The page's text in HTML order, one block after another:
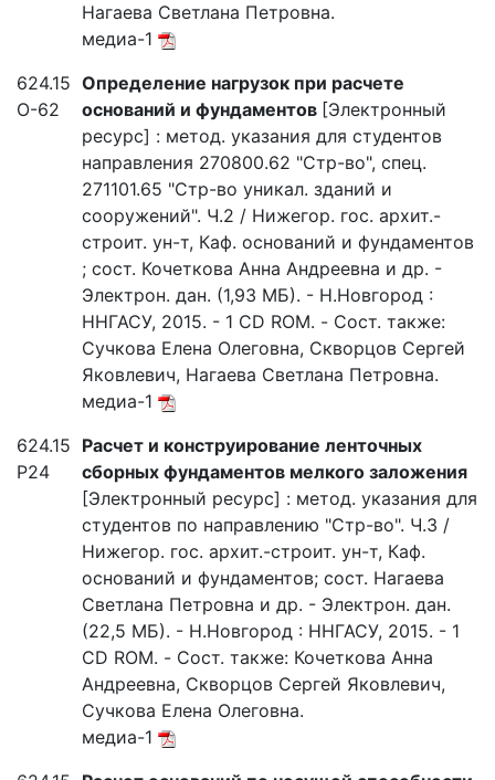
Нагаева Светлана Петровна.
медиа-1
624.15
О-62
Определение нагрузок при расчете
оснований и фундаментов [Электронный
ресурс] : метод. указания для студентов
направления 270800.62 "Стр-во", спец.
271101.65 "Стр-во уникал. зданий и
сооружений". Ч.2 / Нижегор. гос. архит.-
строит. ун-т, Каф. оснований и фундаментов
; сост. Кочеткова Анна Андреевна и др. -
Электрон. дан. (1,93 МБ). - Н.Новгород :
ННГАСУ, 2015. - 1 CD ROM. - Сост. также:
Сучкова Елена Олеговна, Скворцов Сергей
Яковлевич, Нагаева Светлана Петровна.
медиа-1
624.15
Р24
Расчет и конструирование ленточных
сборных фундаментов мелкого заложения
[Электронный ресурс] : метод. указания для
студентов по направлению "Стр-во". Ч.3 /
Нижегор. гос. архит.-строит. ун-т, Каф.
оснований и фундаментов; сост. Нагаева
Светлана Петровна и др. - Электрон. дан.
(22,5 МБ). - Н.Новгород : ННГАСУ, 2015. - 1
CD ROM. - Сост. также: Кочеткова Анна
Андреевна, Скворцов Сергей Яковлевич,
Сучкова Елена Олеговна.
медиа-1